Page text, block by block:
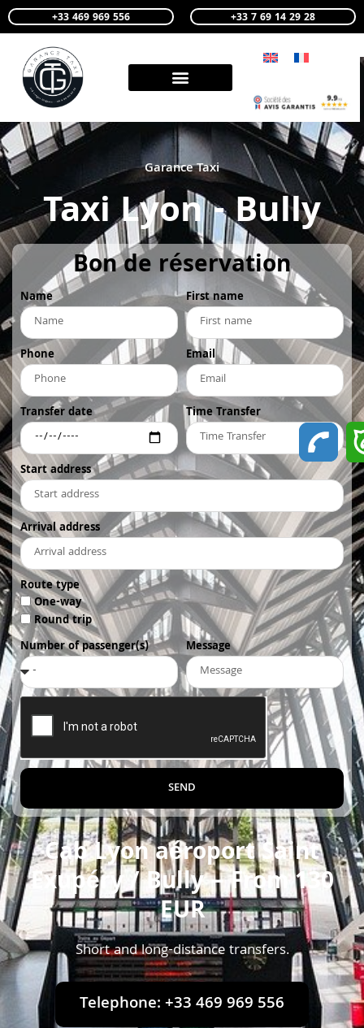
+33 469 969 556 +33 7 69 14 29 28
Garance Taxi
Taxi Lyon - Bully
Bon de réservation
Name First name
Phone Email
Transfer date Time Transfer
Start address
Arrival address
Route type
One-way
Round trip
Number of passenger(s)
Message
SEND
Cab Lyon aéroport Saint
Exupéry / Bully – From 130
EUR
Short and long-distance transfers.
Telephone: +33 469 969 556